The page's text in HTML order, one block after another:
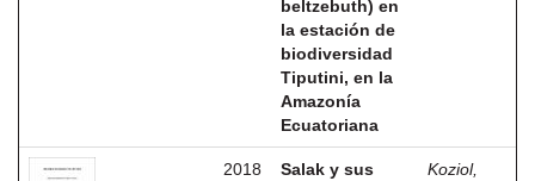
beltzebuth) en
la estación de
biodiversidad
Tiputini, en la
Amazonía
Ecuatoriana
2018
Salak y sus
Koziol,